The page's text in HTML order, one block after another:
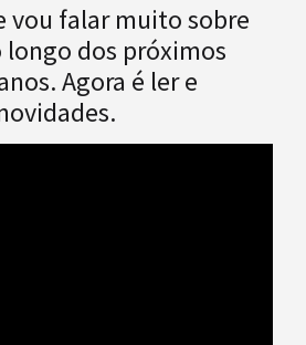
vou falar muito sobre
longo dos próximos
Agora é ler e